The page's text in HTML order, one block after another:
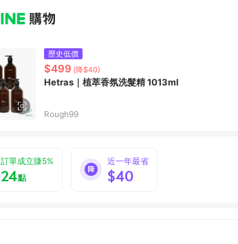
歷史低價
$499 (降$40)
Hetras｜植萃香氛洗髮精 1013ml
Rough99
訂單成立賺5%
24點
近一年最省
$40